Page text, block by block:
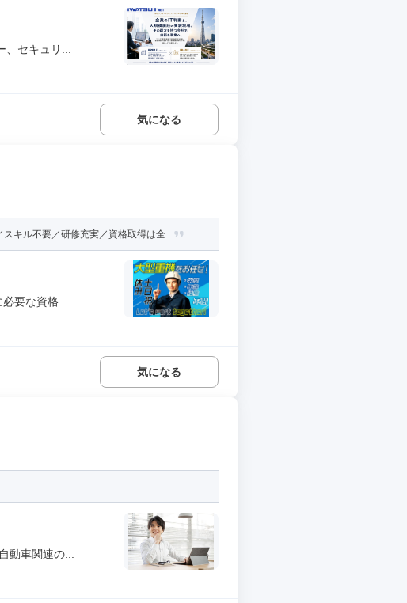
セキュリ...
気になる
キル不要／研修充実／資格取得は全...
要な資格...
気になる
動車関連の...